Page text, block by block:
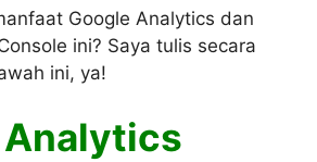
Google Analytics dan
ini? Saya tulis secara
ini, ya!
Analytics